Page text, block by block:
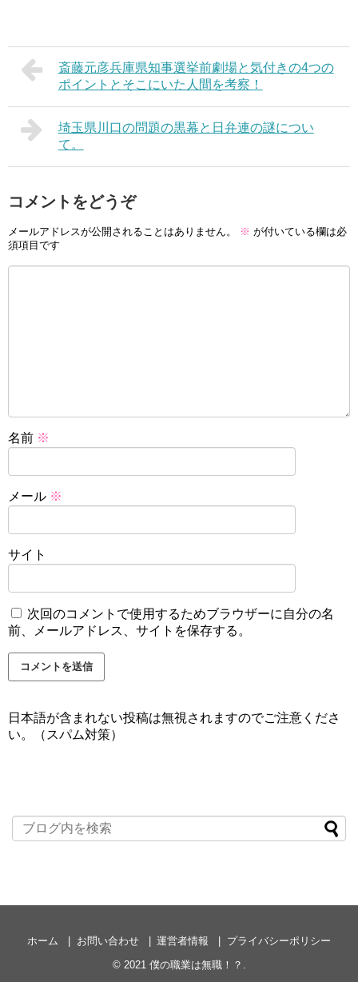
斎藤元彦兵庫県知事選挙前劇場と気付きの4つの
ポイントとそこにいた人間を考察！
埼玉県川口の問題の黒幕と日弁連の謎につい
て。
コメントをどうぞ
メールアドレスが公開されることはありません。 ※ が付いている欄は必
須項目です
名前 ※
メール ※
サイト
次回のコメントで使用するためブラウザーに自分の名
前、メールアドレス、サイトを保存する。
日本語が含まれない投稿は無視されますのでご注意くださ
い。（スパム対策）
ホーム お問い合わせ 運営者情報
プライバシーポリシー
© 2021 僕の職業は無職！？ .